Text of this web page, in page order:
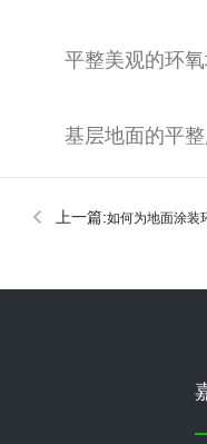
平整美观的环
基层地面的平
上一篇:如何为地面涂装